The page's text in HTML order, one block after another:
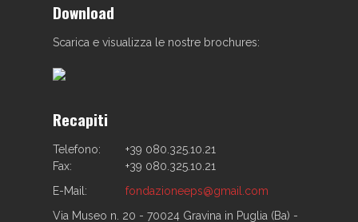
Download
Scarica e visualizza le nostre brochures:
Recapiti
Telefono:
+39 080.325.10.21
Fax:
+39 080.325.10.21
E-Mail:
fondazioneeps@gmail.com
Via Museo n. 20 - 70024 Gravina in Puglia (Ba) -